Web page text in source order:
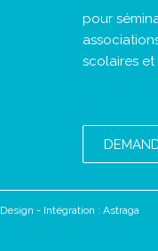
pour
scolaires et
Design - Intégration : Astraga